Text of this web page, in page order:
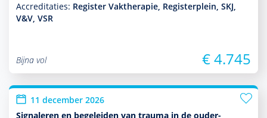
Accreditaties: Register Vaktherapie, Registerplein, SKJ,
V&V, VSR
Bijna vol € 4.745
11 december 2026
Signaleren en begeleiden van trauma in de ouder-